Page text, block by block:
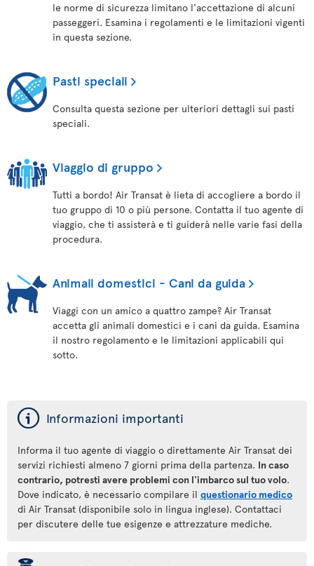
le norme di sicurezza limitano l'accettazione di alcuni
passeggeri. Esamina i regolamenti e le limitazioni vigenti
in questa sezione.
Pasti speciali
Consulta questa sezione per ulteriori dettagli sui pasti
speciali.
Viaggio di gruppo
Tutti a bordo! Air Transat è lieta di accogliere a bordo il
tuo gruppo di 10 o più persone. Contatta il tuo agente di
viaggio, che ti assisterà e ti guiderà nelle varie fasi della
procedura.
Animali domestici - Cani da guida
Viaggi con un amico a quattro zampe? Air Transat
accetta gli animali domestici e i cani da guida. Esamina
il nostro regolamento e le limitazioni applicabili qui
sotto.
ý Informazioni importanti
Informa il tuo agente di viaggio o direttamente Air Transat dei
servizi richiesti almeno 7 giorni prima della partenza. In caso
contrario, potresti avere problemi con l'imbarco sul tuo volo.
Dove indicato, è necessario compilare il questionario medico
di Air Transat (disponibile solo in lingua inglese). Contattaci
per discutere delle tue esigenze e attrezzature mediche.